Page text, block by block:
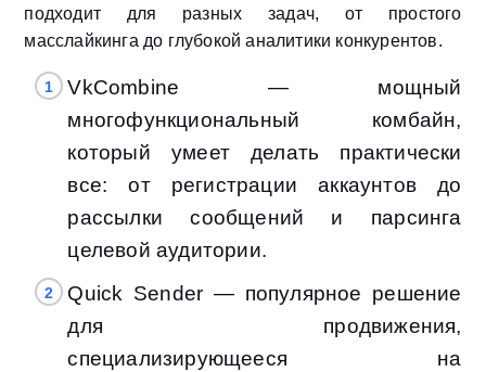
подходит для разных задач, от простого
масслайкинга до глубокой аналитики конкурентов.
VkCombine — мощный
многофункциональный комбайн,
который умеет делать практически
все: от регистрации аккаунтов до
рассылки сообщений и парсинга
целевой аудитории.
Quick Sender — популярное решение
для продвижения,
специализирующееся на